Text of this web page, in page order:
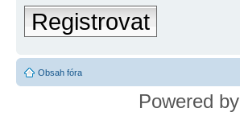
Registrovat
Obsah fóra
Powered by